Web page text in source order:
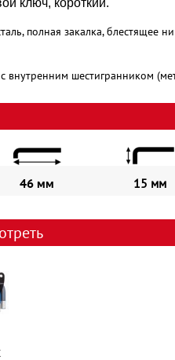
ключ, короткий.
полная закалка, блестящее
внутренним шестигранником
46 мм 15 мм